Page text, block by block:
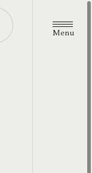
メニ